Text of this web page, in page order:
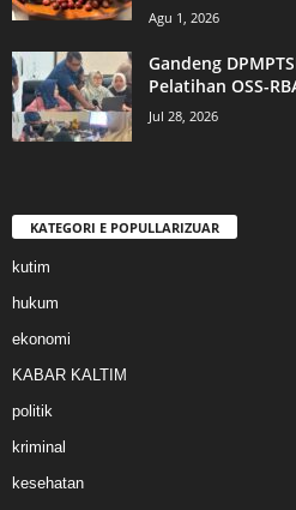
Agu 1, 2026
Gandeng
Pelatihan OSS-
Jul 28, 2026
KATEGORI E POPULLARIZUAR
kutim
hukum
ekonomi
KABAR KALTIM
politik
kriminal
kesehatan